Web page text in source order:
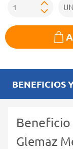
BENEFICIOS
Beneficio
Glemaz